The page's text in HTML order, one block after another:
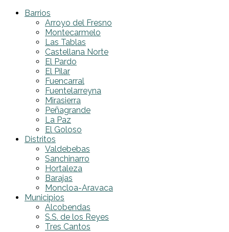
Barrios
Arroyo del Fresno
Montecarmelo
Las Tablas
Castellana Norte
El Pardo
El Pilar
Fuencarral
Fuentelarreyna
Mirasierra
Peñagrande
La Paz
El Goloso
Distritos
Valdebebas
Sanchinarro
Hortaleza
Barajas
Moncloa-Aravaca
Municipios
Alcobendas
S.S. de los Reyes
Tres Cantos